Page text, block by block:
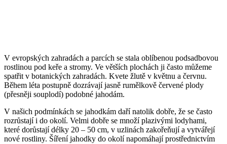
V evropských zahradách a parcích se stala oblíbenou podsadbovou
rostlinou pod keře a stromy. Ve větších plochách ji často můžeme
spatřit v botanických zahradách. Kvete žlutě v květnu a červnu.
Během léta postupně dozrávají jasně rumělkově červené plody
(přesněji souplodí) podobné jahodám.
V našich podmínkách se jahodkám daří natolik dobře, že se často
rozrůstají i do okolí. Velmi dobře se množí plazivými lodyhami,
které dorůstají délky 20 – 50 cm, v uzlinách zakořeňují a vytvářejí
nové rostliny. Šíření jahodky do okolí napomáhají prostřednictvím